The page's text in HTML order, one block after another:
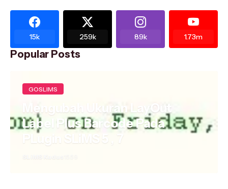
15k 259k 89k 1.73m
Popular Posts
GOSLIMS
Mengubah Ukuran LayOut
Label Plus Barcode Pada
PLugin SLiMS 5 , 7